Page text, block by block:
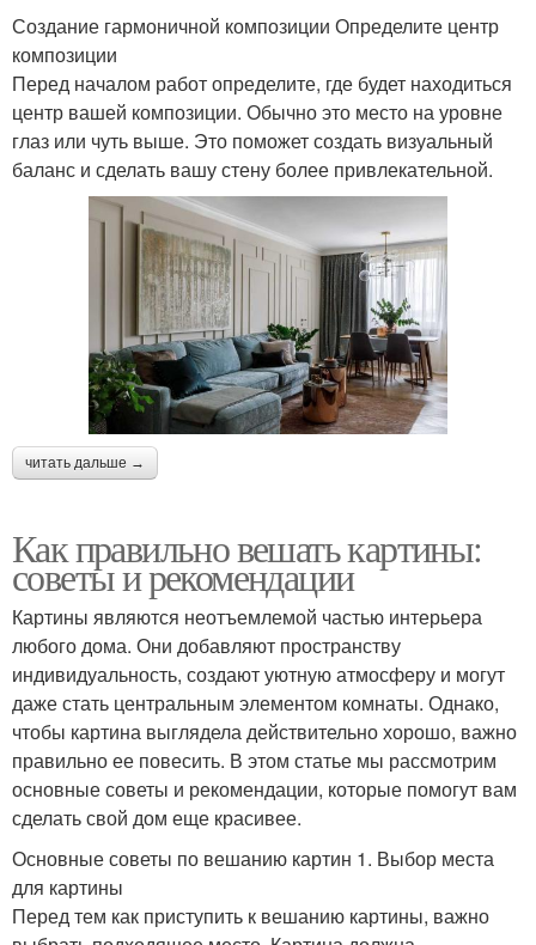
Создание гармоничной композиции Определите центр
композиции
Перед началом работ определите, где будет находиться
центр вашей композиции. Обычно это место на уровне
глаз или чуть выше. Это поможет создать визуальный
баланс и сделать вашу стену более привлекательной.
читать дальше →
Как правильно вешать картины:
советы и рекомендации
Картины являются неотъемлемой частью интерьера
любого дома. Они добавляют пространству
индивидуальность, создают уютную атмосферу и могут
даже стать центральным элементом комнаты. Однако,
чтобы картина выглядела действительно хорошо, важно
правильно ее повесить. В этом статье мы рассмотрим
основные советы и рекомендации, которые помогут вам
сделать свой дом еще красивее.
Основные советы по вешанию картин 1. Выбор места
для картины
Перед тем как приступить к вешанию картины, важно